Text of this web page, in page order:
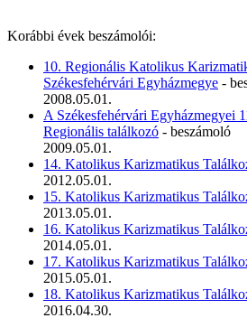
Korábbi évek beszámolói:
10. Regionális Katolikus
Székesfehérvári Egyházmegye -
2008.05.01.
A Székesfehérvári Egyházmegyei
Regionális találkozó - beszámoló
2009.05.01.
14. Katolikus Karizmatikus
2012.05.01.
15. Katolikus Karizmatikus
2013.05.01.
16. Katolikus Karizmatikus
2014.05.01.
17. Katolikus Karizmatikus
2015.05.01.
18. Katolikus Karizmatikus
2016.04.30.